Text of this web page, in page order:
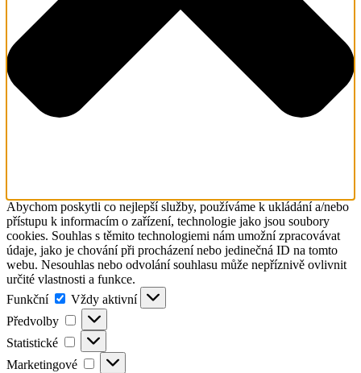
Abychom poskytli co nejlepší služby, používáme k ukládání a/nebo
přístupu k informacím o zařízení, technologie jako jsou soubory
cookies. Souhlas s těmito technologiemi nám umožní zpracovávat
údaje, jako je chování při procházení nebo jedinečná ID na tomto
webu. Nesouhlas nebo odvolání souhlasu může nepříznivě ovlivnit
určité vlastnosti a funkce.
Funkční
Funkční
Vždy aktivní
Předvolby
Předvolby
Statistické Statistické
Marketingové Marketingové